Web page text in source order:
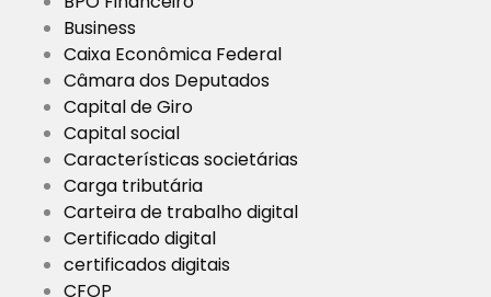
Business
Caixa Econômica Federal
Câmara dos Deputados
Capital de Giro
Capital social
Características societárias
Carga tributária
Carteira de trabalho digital
Certificado digital
certificados digitais
CFOP